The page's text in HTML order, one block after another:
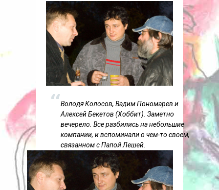
Володя Колосов, Вадим Пономарев и
Алексей Бекетов (Хоббит). Заметно
вечерело. Все разбились на небольшие
компании, и вспоминали о чем-то своем,
связанном с Папой Лешей.